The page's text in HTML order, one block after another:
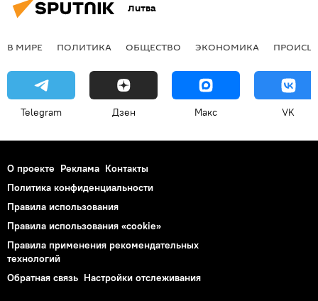
Литва
В МИРЕ ПОЛИТИКА ОБЩЕСТВО ЭКОНОМИКА
Telegram Дзен Макс VK
О проекте Реклама Контакты
Политика конфиденциальности
Правила использования
Правила использования «cookie»
Правила применения рекомендательных
технологий
Обратная связь Настройки отслеживания